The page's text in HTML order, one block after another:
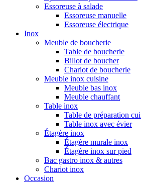
Essoreuse à salade
Essoreuse manuelle
Essoreuse électrique
Inox
Meuble de boucherie
Table de boucherie
Billot de boucher
Chariot de boucherie
Meuble inox cuisine
Meuble bas inox
Meuble chauffant
Table inox
Table de préparation
Table inox avec évier
Étagère inox
Étagère murale inox
Étagère inox sur pied
Bac gastro inox & autres
Chariot inox
Occasion